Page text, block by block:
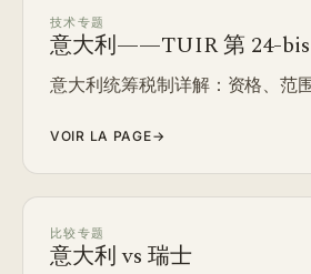
技术专题
意大利——TUIR 第 24-
意大利统筹税制详解：资格、范
VOIR LA PAGE→
比较专题
意大利 vs 瑞士